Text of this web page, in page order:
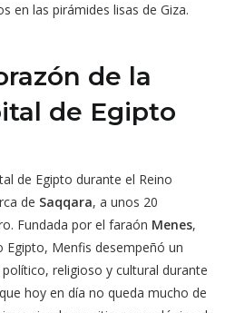
en las pirámides lisas de Giza.
de la
de Egipto
de Egipto durante el Reino
de Saqqara, a unos 20
Fundada por el faraón Menes,
Menfis desempeñó un
religioso y cultural durante
hoy en día no queda mucho de